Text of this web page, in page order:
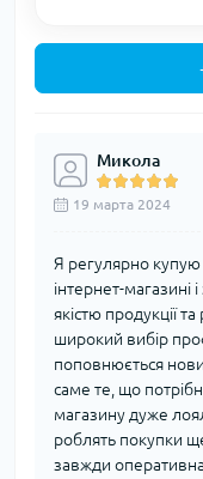
Микола
19 марта 2024
Я регулярно
інтернет-
якістю продукції
широкий вибір
поповнюється
саме те, що
магазину дуже
роблять покупки
завжди